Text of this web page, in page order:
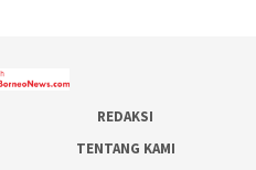
REDAKSI
TENTANG KAMI